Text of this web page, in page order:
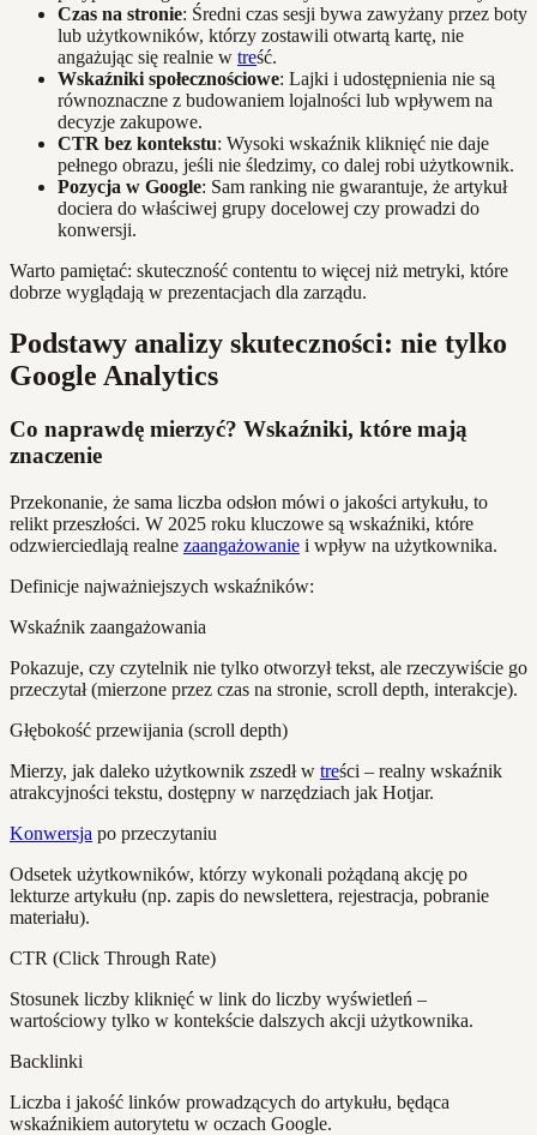
Czas na stronie: Średni czas sesji bywa zawyżany przez boty
lub użytkowników, którzy zostawili otwartą kartę, nie
angażując się realnie w treść.
Wskaźniki społecznościowe: Lajki i udostępnienia nie są
równoznaczne z budowaniem lojalności lub wpływem na
decyzje zakupowe.
CTR bez kontekstu: Wysoki wskaźnik kliknięć nie daje
pełnego obrazu, jeśli nie śledzimy, co dalej robi użytkownik.
Pozycja w Google: Sam ranking nie gwarantuje, że artykuł
dociera do właściwej grupy docelowej czy prowadzi do
konwersji.
Warto pamiętać: skuteczność contentu to więcej niż metryki, które
dobrze wyglądają w prezentacjach dla zarządu.
Podstawy analizy skuteczności: nie tylko
Google Analytics
Co naprawdę mierzyć? Wskaźniki, które mają
znaczenie
Przekonanie, że sama liczba odsłon mówi o jakości artykułu, to
relikt przeszłości. W 2025 roku kluczowe są wskaźniki, które
odzwierciedlają realne zaangażowanie i wpływ na użytkownika.
Definicje najważniejszych wskaźników:
Wskaźnik zaangażowania
Pokazuje, czy czytelnik nie tylko otworzył tekst, ale rzeczywiście go
przeczytał (mierzone przez czas na stronie, scroll depth, interakcje).
Głębokość przewijania (scroll depth)
Mierzy, jak daleko użytkownik zszedł w treści – realny wskaźnik
atrakcyjności tekstu, dostępny w narzędziach jak Hotjar.
Konwersja po przeczytaniu
Odsetek użytkowników, którzy wykonali pożądaną akcję po
lekturze artykułu (np. zapis do newslettera, rejestracja, pobranie
materiału).
CTR (Click Through Rate)
Stosunek liczby kliknięć w link do liczby wyświetleń –
wartościowy tylko w kontekście dalszych akcji użytkownika.
Backlinki
Liczba i jakość linków prowadzących do artykułu, będąca
wskaźnikiem autorytetu w oczach Google.